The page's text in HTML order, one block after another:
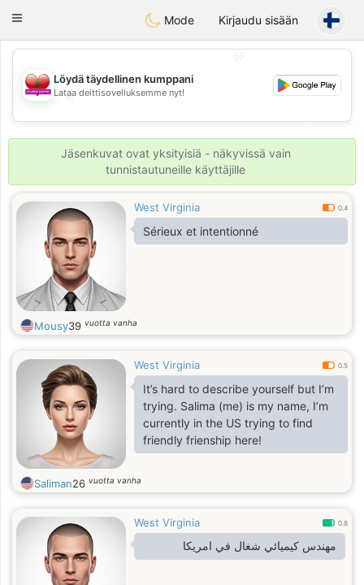
Maroc Dating
Toggle
Mode Kirjaudu sisään
💖
💕
💕
Löydä täydellinen kumppani
Lataa deittisovelluksemme nyt!
Jäsenkuvat ovat yksityisiä - näkyvissä vain
tunnistautuneille käyttäjille
West Virginia 0.4
Sérieux et intentionné
Mousy39 vuotta vanha
West Virginia 0.5
It’s hard to describe yourself but I’m
trying. Salima (me) is my name, I’m
currently in the US trying to find
friendly frienship here!
Saliman26 vuotta vanha
West Virginia 0.8
مهندس كيميائي شغال في امريكا